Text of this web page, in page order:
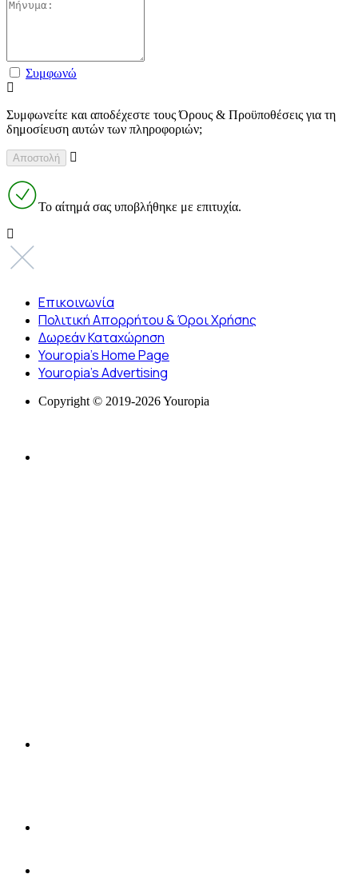
Συμφωνώ
Συμφωνείτε και αποδέχεστε τους Όρους & Προϋποθέσεις για τη
δημοσίευση αυτών των πληροφοριών;
Το αίτημά σας υποβλήθηκε με επιτυχία.
Επικοινωνία
Πολιτική Απορρήτου & Όροι Χρήσης
Δωρεάν Καταχώρηση
Youropia’s Home Page
Youropia’s Advertising
Copyright © 2019-2026 Youropia